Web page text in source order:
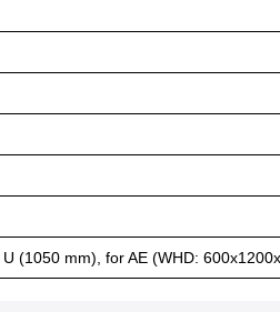
(1050 mm), for AE (WHD: